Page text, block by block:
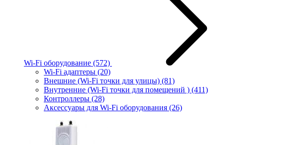
Wi-Fi оборудование (572)
Wi-Fi адаптеры (20)
Внешние (Wi-Fi точки для улицы) (81)
Внутренние (Wi-Fi точки для помещений ) (411)
Контроллеры (28)
Аксессуары для Wi-Fi оборудования (26)